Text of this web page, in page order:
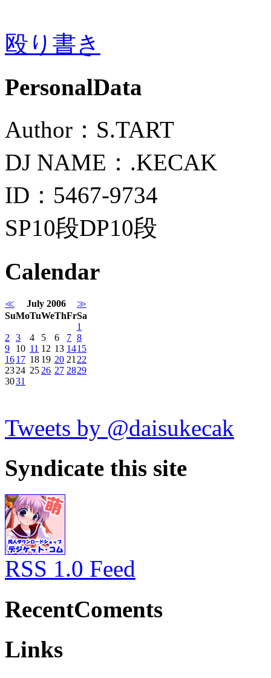
殴り書き
PersonalData
Author：S.TART
DJ NAME：.KECAK
ID：5467-9734
SP10段DP10段
Calendar
≪ July 2006
≫
SuMoTuWeThFrSa
1
2
3 4 5 6 7 8
9
10 11 12 13 1415
1617 18 19 20 21 22
2324 25 26 27 2829
3031
Tweets by @daisukecak
Syndicate this site
RSS 1.0 Feed
RecentComents
Links